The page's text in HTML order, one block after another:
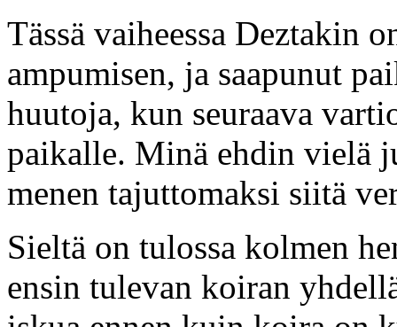
Tässä vaiheessa Deztakin
ampumisen, ja saapunut
huutoja, kun seuraava
paikalle. Minä ehdin vielä
menen tajuttomaksi siitä
Sieltä on tulossa kolmen
ensin tulevan koiran